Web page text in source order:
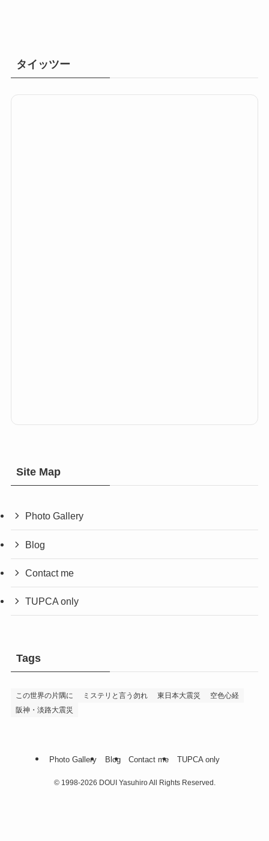
タイッツー
Site Map
Photo Gallery
Blog
Contact me
TUPCA only
Tags
この世界の片隅に ミステリと言う勿れ 東日本大震災
空色心経
阪神・淡路大震災
Photo Gallery Blog Contact me TUPCA only
©1998-2026 DOUI Yasuhiro All Rights Reserved.